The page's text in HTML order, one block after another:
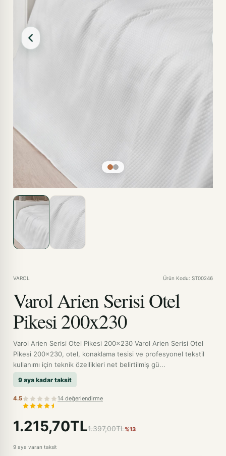
VAROL Ürün Kodu: ST00246
Varol Arien Serisi Otel
Pikesi 200x230
Varol Arien Serisi Otel Pikesi 200x230 Varol Arien Serisi Otel
Pikesi 200x230, otel, konaklama tesisi ve profesyonel tekstil
kullanımı için teknik özellikleri net belirtilmiş gü...
9 aya kadar taksit
4.5 14 değerlendirme
1.215,70TL1.397,00TL%13
9 aya varan taksit